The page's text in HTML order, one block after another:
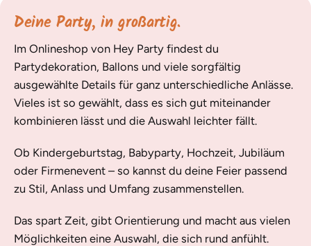
Deine Party, in großartig.
Im Onlineshop von Hey Party findest du
Partydekoration, Ballons und viele sorgfältig
ausgewählte Details für ganz unterschiedliche Anlässe.
Vieles ist so gewählt, dass es sich gut miteinander
kombinieren lässt und die Auswahl leichter fällt.
Ob Kindergeburtstag, Babyparty, Hochzeit, Jubiläum
oder Firmenevent – so kannst du deine Feier passend
zu Stil, Anlass und Umfang zusammenstellen.
Das spart Zeit, gibt Orientierung und macht aus vielen
Möglichkeiten eine Auswahl, die sich rund anfühlt.